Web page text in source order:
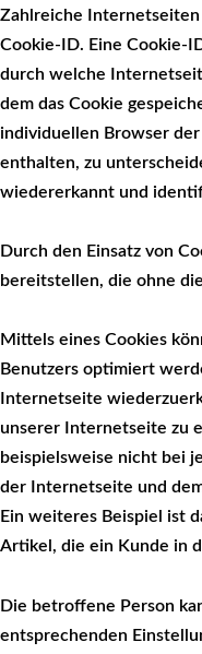
Zahlreiche Internetseiten
Cookie-ID. Eine Cookie-
durch welche
dem das Cookie
individuellen Browser
enthalten, zu
wiedererkannt und
Durch den Einsatz von
bereitstellen, die ohne
Mittels eines Cookies
Benutzers optimiert
Internetseite
unserer Internetseite zu
beispielsweise nicht bei
der Internetseite und
Ein weiteres Beispiel ist
Artikel, die ein Kunde in
Die betroffene Person
entsprechenden